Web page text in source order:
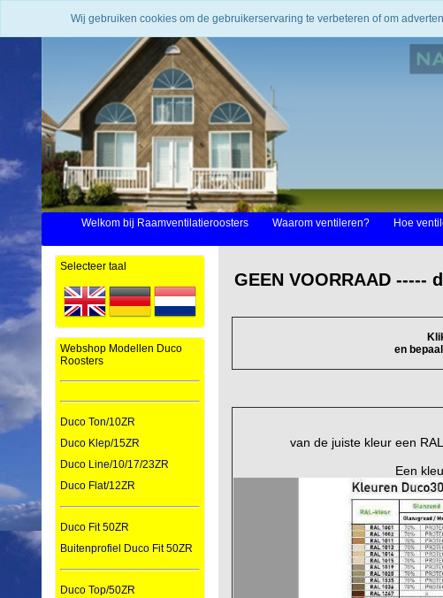
Welkom bij Raamventilatieroosters Waarom ventileren? Hoe
Selecteer taal
Webshop Modellen Duco
Roosters
Duco Ton/10ZR
Duco Klep/15ZR
Duco Line/10/17/23ZR
Duco Flat/12ZR
Duco Fit 50ZR
Buitenprofiel Duco Fit 50ZR
Duco Top/50ZR
GEEN VOORRAAD -----
en
van de juiste kleur een
Een
Wij gebruiken cookies om de gebruikerservaring te verbeteren of om